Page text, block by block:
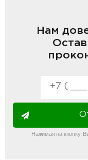
Нам
Нажимая на кнопку,